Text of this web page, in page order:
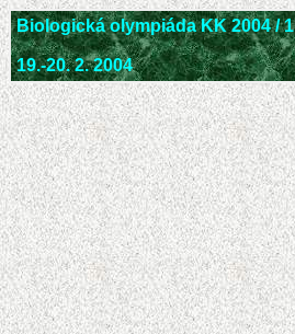
Biologická olympiáda KK 2004 / 1
19.-20. 2. 2004